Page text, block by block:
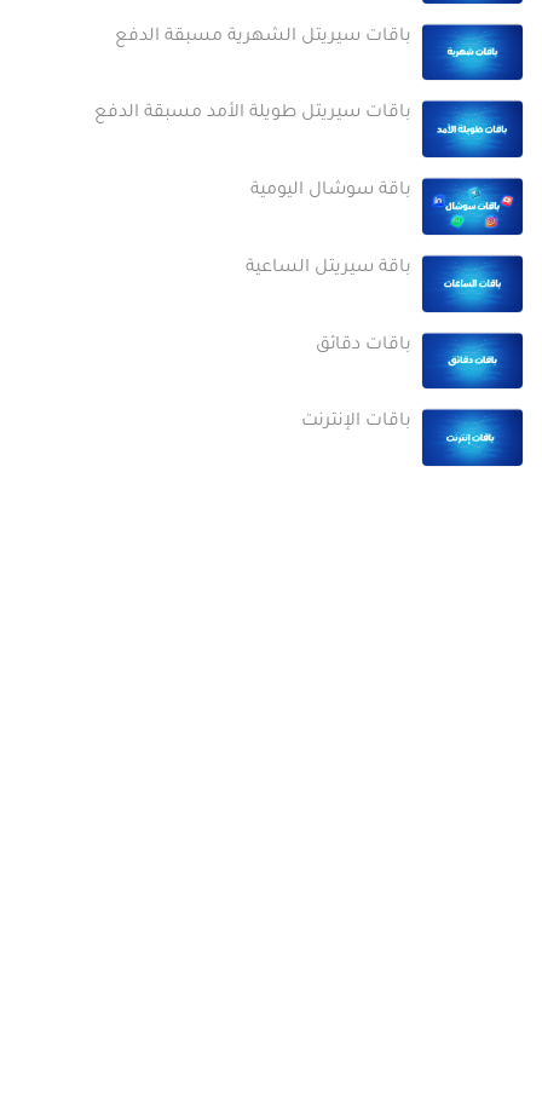
باقات سيريتل الشهرية مسبقة الدفع
باقات سيريتل طويلة الأمد مسبقة الدفع
باقة سوشال اليومية
باقة سيريتل الساعية
باقات دقائق
باقات الإنترنت